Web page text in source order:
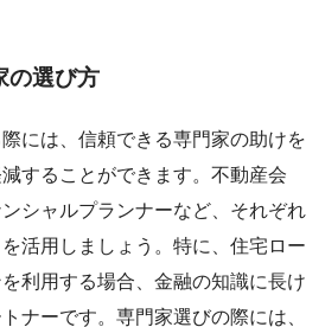
の選び方
には、信頼できる専門家の助けを
することができます。不動産会
シャルプランナーなど、それぞれ
活用しましょう。特に、住宅ロー
利用する場合、金融の知識に長け
ナーです。専門家選びの際には、